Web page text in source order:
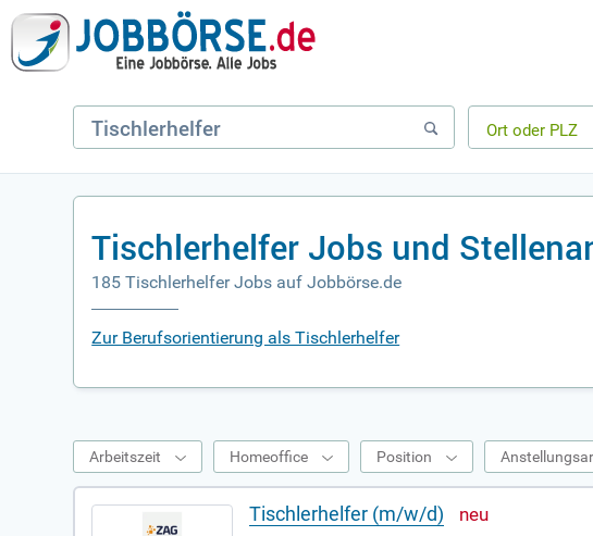
Tischlerhelfer Jobs und
185 Tischlerhelfer Jobs auf Jobbörse.de
Zur Berufsorientierung als Tischlerhelfer
Arbeitszeit Homeoffice Position
Tischlerhelfer (m/w/d)